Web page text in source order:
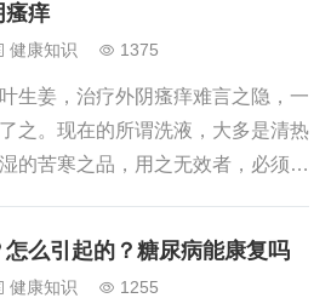
，脸蛋会红润起来，肌肤充盈有光...
瘙痒
健康知识 1375
生姜，治疗外阴瘙痒难言之隐，一
之。现在的所谓洗液，大多是清热
的苦寒之品，用之无效者，必须考
升，煎煮后清洗。...
么引起的？糖尿病能康复吗
健康知识 1255